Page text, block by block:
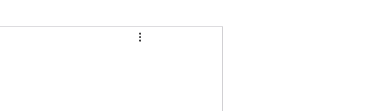
Etty Kaufmann Kappari